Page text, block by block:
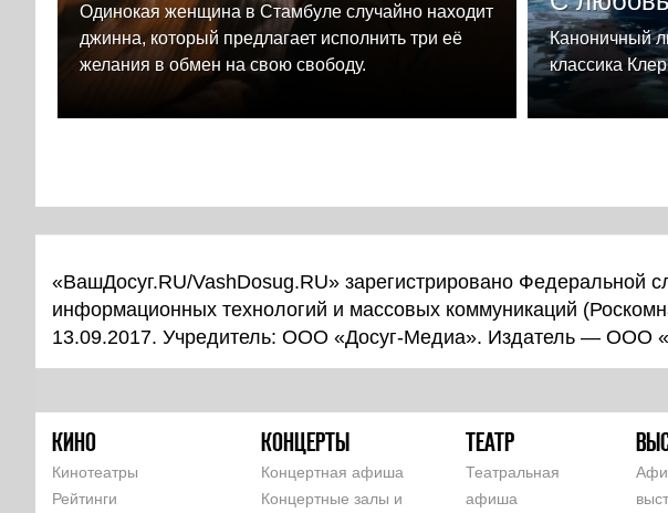
Одинокая женщина в Стамбуле случайно находит
джинна, который предлагает исполнить три её
желания в обмен на свою свободу.
Каноничный
классика
«ВашДосуг.RU/VashDosug.RU» зарегистрировано Федеральной
информационных технологий и массовых коммуникаций
13.09.2017. Учредитель: ООО «Досуг-Медиа». Издатель — ООО
КИНО
Кинотеатры
Рейтинги
КОНЦЕРТЫ
Концертная афиша
Концертные залы и
ТЕАТР
Театральная
афиша